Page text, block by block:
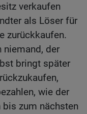
verkaufen
als Löser für
zurückkaufen.
niemand, der
bringt später
wie der
zum nächsten